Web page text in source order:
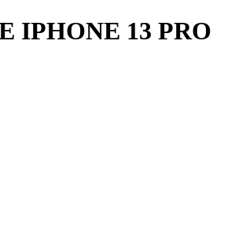
IPHONE 13 PRO